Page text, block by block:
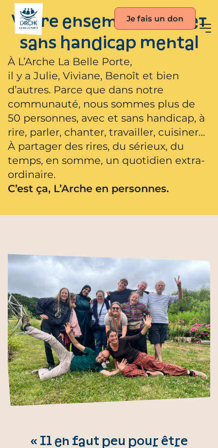
Je fais un don
Vivre ensemble avec et
sans handicap mental
À L’Arche La Belle Porte,
il y a Julie, Viviane, Benoît et bien
d’autres. Parce que dans notre
communauté, nous sommes plus de
50 personnes, avec et sans handicap, à
rire, parler, chanter, travailler, cuisiner…
À partager des rires, du sérieux, du
temps, en somme, un quotidien extra-
ordinaire.
C’est ça, L’Arche en personnes.
« Il en faut peu pour être